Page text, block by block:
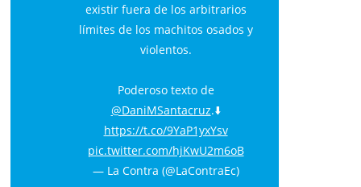
existir fuera de los arbitrarios
límites de los machitos osados y
violentos.
Poderoso texto de
@DaniMSantacruz.⬇️
https://t.co/9YaP1yxYsv
pic.twitter.com/hjKwU2m6oB
— La Contra (@LaContraEc)